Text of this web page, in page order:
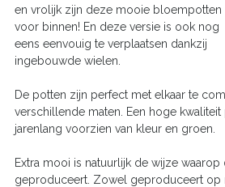
en vrolijk zijn deze mooie bloempotten
voor binnen! En deze versie is ook nog
eens eenvouig te verplaatsen dankzij
ingebouwde wielen.
De potten zijn perfect met elkaar te
verschillende maten. Een hoge
jarenlang voorzien van kleur en groen.
Extra mooi is natuurlijk de wijze waarop
geproduceert. Zowel geproduceert op